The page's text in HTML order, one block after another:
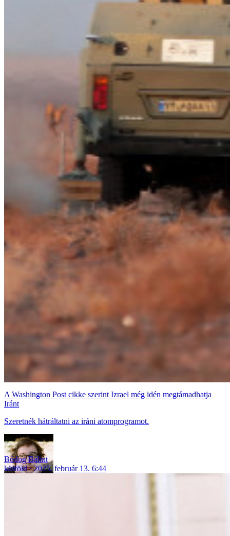
A Washington Post cikke szerint Izrael még idén megtámadhatja
Iránt
Szeretnék hátráltatni az iráni atomprogramot.
Bódog Bálint
külföld
2025. február 13. 6:44